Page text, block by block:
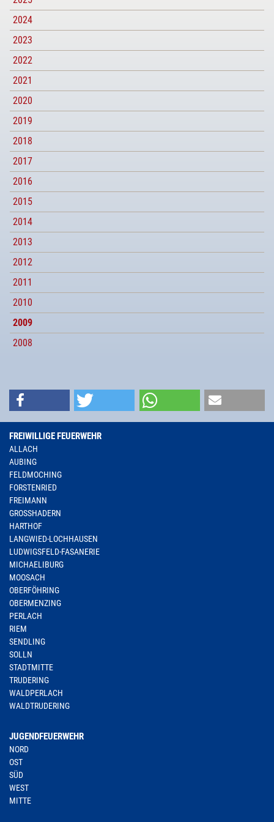
2024
2023
2022
2021
2020
2019
2018
2017
2016
2015
2014
2013
2012
2011
2010
2009
2008
FREIWILLIGE FEUERWEHR
ALLACH
AUBING
FELDMOCHING
FORSTENRIED
FREIMANN
GROSSHADERN
HARTHOF
LANGWIED-LOCHHAUSEN
LUDWIGSFELD-FASANERIE
MICHAELIBURG
MOOSACH
OBERFÖHRING
OBERMENZING
PERLACH
RIEM
SENDLING
SOLLN
STADTMITTE
TRUDERING
WALDPERLACH
WALDTRUDERING
JUGENDFEUERWEHR
NORD
OST
SÜD
WEST
MITTE